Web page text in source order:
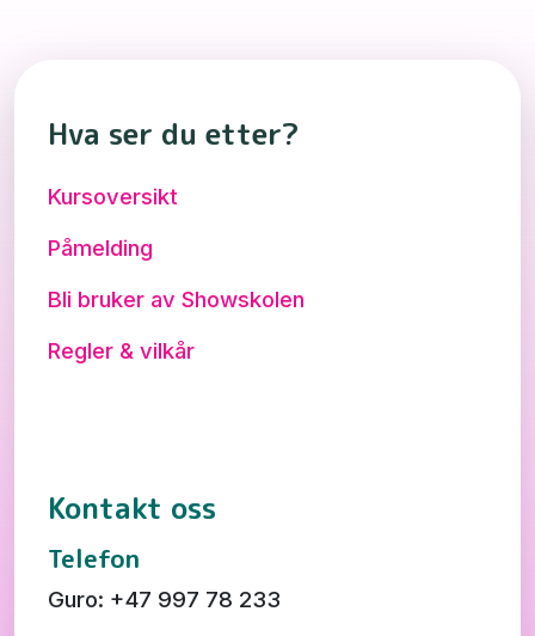
Hva ser du etter?
Kursoversikt
Påmelding
Bli bruker av Showskolen
Regler & vilkår
Kontakt oss
Telefon
Guro: +47 997 78 233